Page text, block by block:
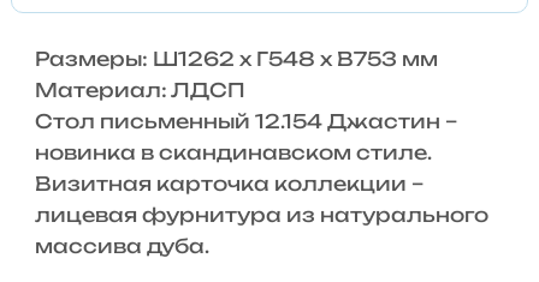
Размеры: Ш1262 х Г548 х В753 мм
Материал: ЛДСП
Стол письменный 12.154 Джастин –
новинка в скандинавском стиле.
Визитная карточка коллекции –
лицевая фурнитура из натурального
массива дуба.